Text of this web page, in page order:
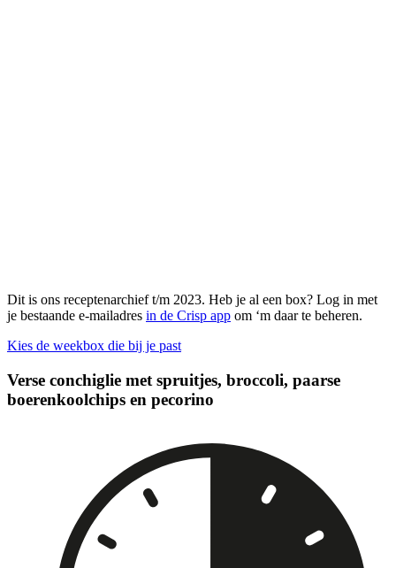
Dit is ons receptenarchief t/m 2023. Heb je al een box? Log in met
je bestaande e-mailadres in de Crisp app om ‘m daar te beheren.
Kies de weekbox die bij je past
Verse conchiglie met spruitjes, broccoli, paarse
boerenkoolchips en pecorino